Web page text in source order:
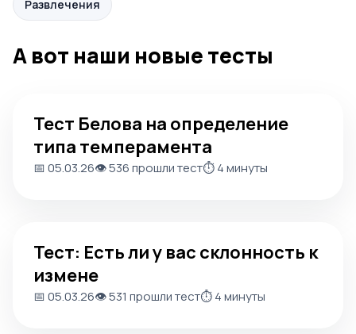
Развлечения
А вот наши новые тесты
Тест Белова на определение
типа темперамента
📅 05.03.26👁️ 536 прошли тест⏱️ 4 минуты
Тест: Есть ли у вас склонность к
измене
📅 05.03.26👁️ 531 прошли тест⏱️ 4 минуты